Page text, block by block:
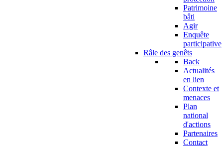
Patrimoine
bâti
Agir
Enquête
participative
Râle des genêts
Back
Actualités
en lien
Contexte et
menaces
Plan
national
d'actions
Partenaires
Contact